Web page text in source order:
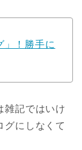
」！勝手に
雑記ではいけ
グにしなくて